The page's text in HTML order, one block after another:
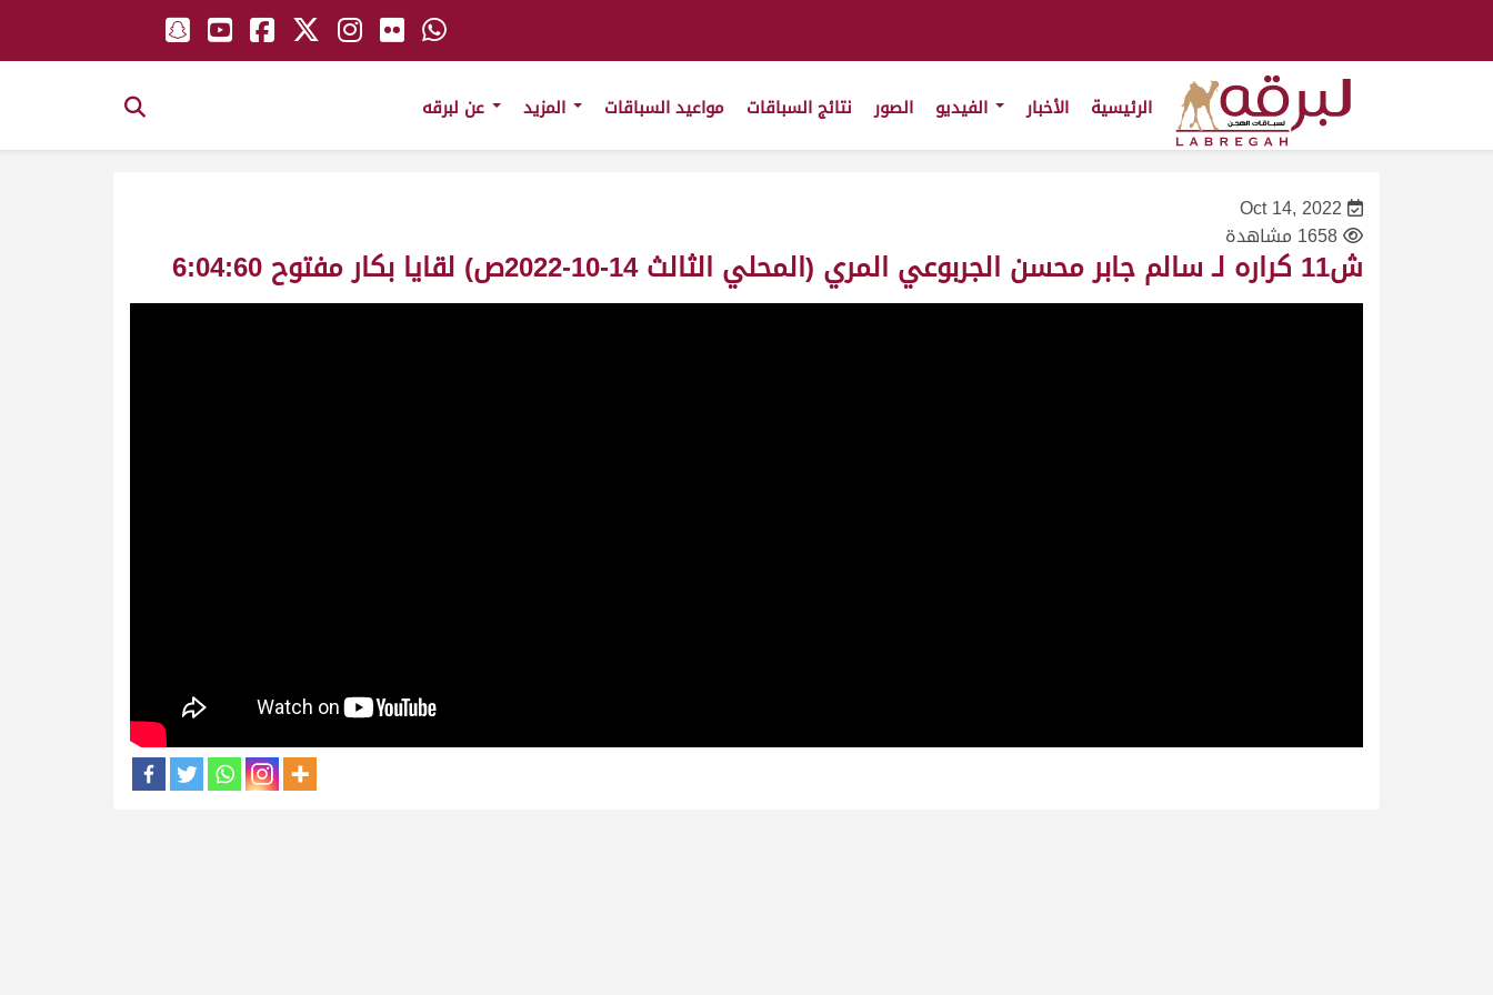
الرئيسية الأخبار الصور نتائج السباقات مواعيد السباقات
Oct 14, 2022
1658 مشاهدة
ش11 كراره لـ سالم جابر محسن الجربوعي المري (المحلي الثالث 14-10-2022ص) لقايا بكار مفتوح 6:04:60